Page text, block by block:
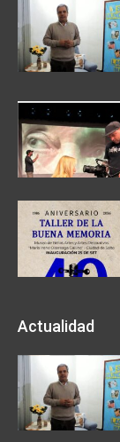
Actualidad